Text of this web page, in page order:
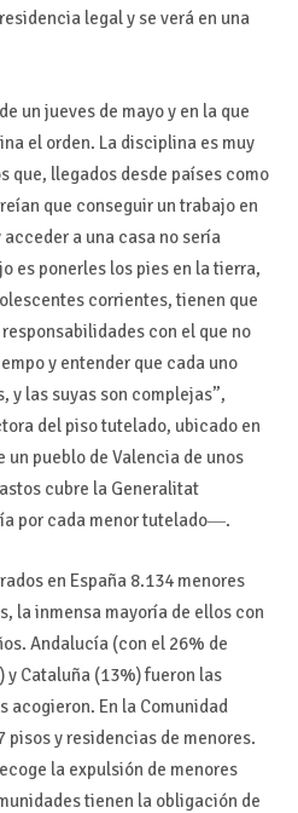
legal y se verá en una
un jueves de mayo y en la que
el orden. La disciplina es muy
que, llegados desde países como
que conseguir un trabajo en
a una casa no sería
es ponerles los pies en la tierra,
corrientes, tienen que
con el que no
y entender que cada uno
y las suyas son complejas”,
del piso tutelado, ubicado en
pueblo de Valencia de unos
cubre la Generalitat
por cada menor tutelado―.
en España 8.134 menores
la inmensa mayoría de ellos con
Andalucía (con el 26% de
y Cataluña (13%) fueron las
acogieron. En la Comunidad
pisos y residencias de menores.
la expulsión de menores
tienen la obligación de